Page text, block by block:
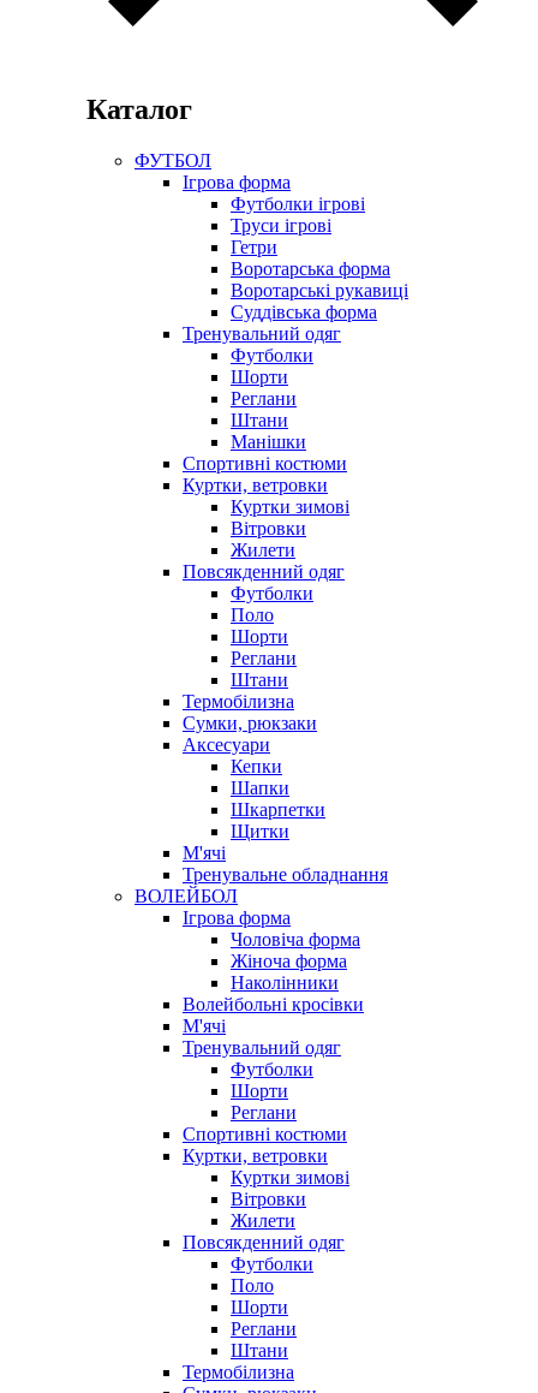
Каталог
ФУТБОЛ
Ігрова форма
Футболки ігрові
Труси ігрові
Гетри
Воротарська форма
Воротарські рукавиці
Суддівська форма
Тренувальний одяг
Футболки
Шорти
Реглани
Штани
Манішки
Спортивні костюми
Куртки, ветровки
Куртки зимові
Вітровки
Жилети
Повсякденний одяг
Футболки
Поло
Шорти
Реглани
Штани
Термобілизна
Сумки, рюкзаки
Аксесуари
Кепки
Шапки
Шкарпетки
Щитки
М'ячі
Тренувальне обладнання
ВОЛЕЙБОЛ
Ігрова форма
Чоловіча форма
Жіноча форма
Наколінники
Волейбольні кросівки
М'ячі
Тренувальний одяг
Футболки
Шорти
Реглани
Спортивні костюми
Куртки, ветровки
Куртки зимові
Вітровки
Жилети
Повсякденний одяг
Футболки
Поло
Шорти
Реглани
Штани
Термобілизна